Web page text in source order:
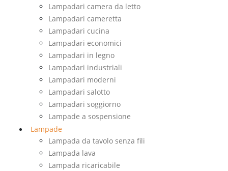
Lampadari camera da letto
Lampadari cameretta
Lampadari cucina
Lampadari economici
Lampadari in legno
Lampadari industriali
Lampadari moderni
Lampadari salotto
Lampadari soggiorno
Lampade a sospensione
Lampade
Lampada da tavolo senza fili
Lampada lava
Lampada ricaricabile